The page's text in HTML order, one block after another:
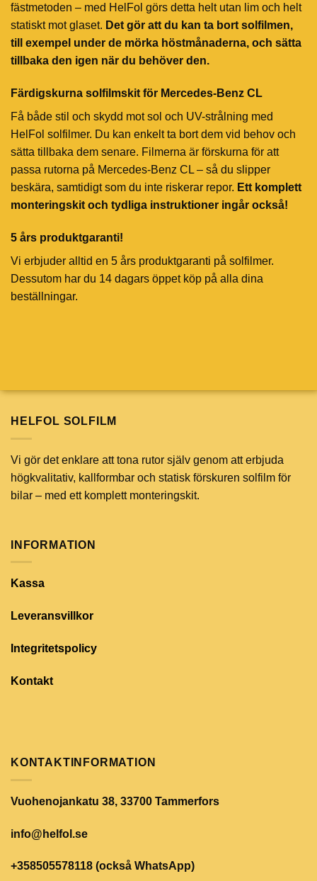
fästmetoden – med HelFol görs detta helt utan lim och helt
statiskt mot glaset. Det gör att du kan ta bort solfilmen,
till exempel under de mörka höstmånaderna, och sätta
tillbaka den igen när du behöver den.
Färdigskurna solfilmskit för Mercedes-Benz CL
Få både stil och skydd mot sol och UV-strålning med
HelFol solfilmer. Du kan enkelt ta bort dem vid behov och
sätta tillbaka dem senare. Filmerna är förskurna för att
passa rutorna på Mercedes-Benz CL – så du slipper
beskära, samtidigt som du inte riskerar repor. Ett komplett
monteringskit och tydliga instruktioner ingår också!
5 års produktgaranti!
Vi erbjuder alltid en 5 års produktgaranti på solfilmer.
Dessutom har du 14 dagars öppet köp på alla dina
beställningar.
HELFOL SOLFILM
Vi gör det enklare att tona rutor själv genom att erbjuda
högkvalitativ, kallformbar och statisk förskuren solfilm för
bilar – med ett komplett monteringskit.
INFORMATION
Kassa
Leveransvillkor
Integritetspolicy
Kontakt
KONTAKTINFORMATION
Vuohenojankatu 38, 33700 Tammerfors
info@helfol.se
+358505578118 (också WhatsApp)